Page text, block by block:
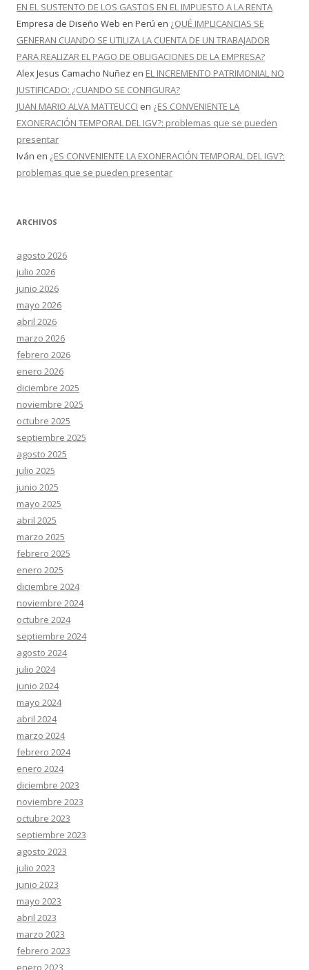
EN EL SUSTENTO DE LOS GASTOS EN EL IMPUESTO A LA RENTA
Empresa de Diseño Web en Perú en ¿QUÉ IMPLICANCIAS SE
GENERAN CUANDO SE UTILIZA LA CUENTA DE UN TRABAJADOR
PARA REALIZAR EL PAGO DE OBLIGACIONES DE LA EMPRESA?
Alex Jesus Camacho Nuñez en EL INCREMENTO PATRIMONIAL NO
JUSTIFICADO: ¿CUANDO SE CONFIGURA?
JUAN MARIO ALVA MATTEUCCI en ¿ES CONVENIENTE LA
EXONERACIÓN TEMPORAL DEL IGV?: problemas que se pueden
presentar
Iván en ¿ES CONVENIENTE LA EXONERACIÓN TEMPORAL DEL IGV?:
problemas que se pueden presentar
ARCHIVOS
agosto 2026
julio 2026
junio 2026
mayo 2026
abril 2026
marzo 2026
febrero 2026
enero 2026
diciembre 2025
noviembre 2025
octubre 2025
septiembre 2025
agosto 2025
julio 2025
junio 2025
mayo 2025
abril 2025
marzo 2025
febrero 2025
enero 2025
diciembre 2024
noviembre 2024
octubre 2024
septiembre 2024
agosto 2024
julio 2024
junio 2024
mayo 2024
abril 2024
marzo 2024
febrero 2024
enero 2024
diciembre 2023
noviembre 2023
octubre 2023
septiembre 2023
agosto 2023
julio 2023
junio 2023
mayo 2023
abril 2023
marzo 2023
febrero 2023
enero 2023